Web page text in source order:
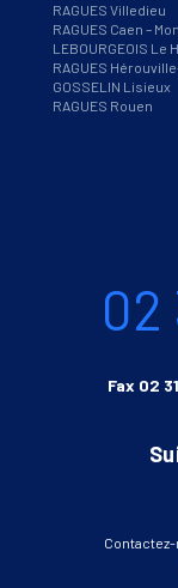
RAGUES Villedieu
RAGUES Caen –
LEBOURGEOIS Le
RAGUES
GOSSELIN Lisieux
RAGUES Rouen
02
Fax 02